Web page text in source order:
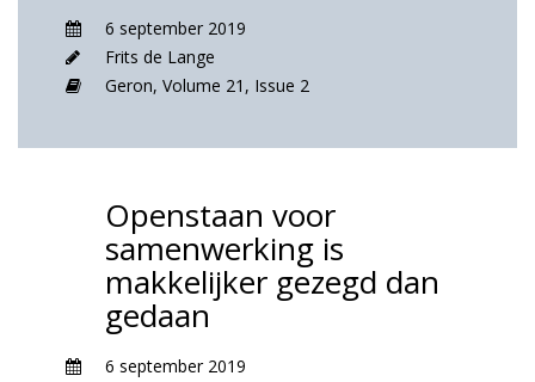
6 september 2019
Frits de Lange
Geron, Volume 21, Issue 2
Openstaan voor
samenwerking is
makkelijker gezegd dan
gedaan
6 september 2019